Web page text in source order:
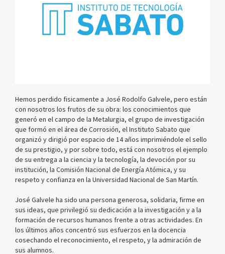
Hemos perdido fisicamente a José Rodolfo Galvele, pero están
con nosotros los frutos de su obra: los conocimientos que
generó en el campo de la Metalurgia, el grupo de investigación
que formó en el área de Corrosión, el Instituto Sabato que
organizó y dirigió por espacio de 14 años imprimiéndole el sello
de su prestigio, y por sobre todo, está con nosotros el ejemplo
de su entrega a la ciencia y la tecnología, la devoción por su
institución, la Comisión Nacional de Energía Atómica, y su
respeto y confianza en la Universidad Nacional de San Martín.
José Galvele ha sido una persona generosa, solidaria, firme en
sus ideas, que privilegió su dedicación a la investigación y a la
formación de recursos humanos frente a otras actividades. En
los últimos años concentró sus esfuerzos en la docencia
cosechando el reconocimiento, el respeto, y la admiración de
sus alumnos.